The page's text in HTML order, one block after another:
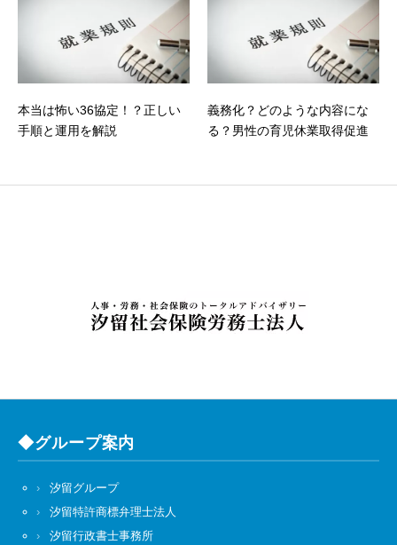
本当は怖い36協定！？正しい
手順と運用を解説
義務化？どのような内容にな
る？男性の育児休業取得促進
◆グループ案内
汐留グループ
汐留特許商標弁理士法人
汐留行政書士事務所